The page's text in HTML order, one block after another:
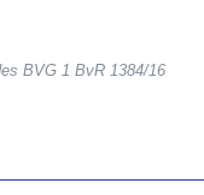
BVG 1 BvR 1384/16